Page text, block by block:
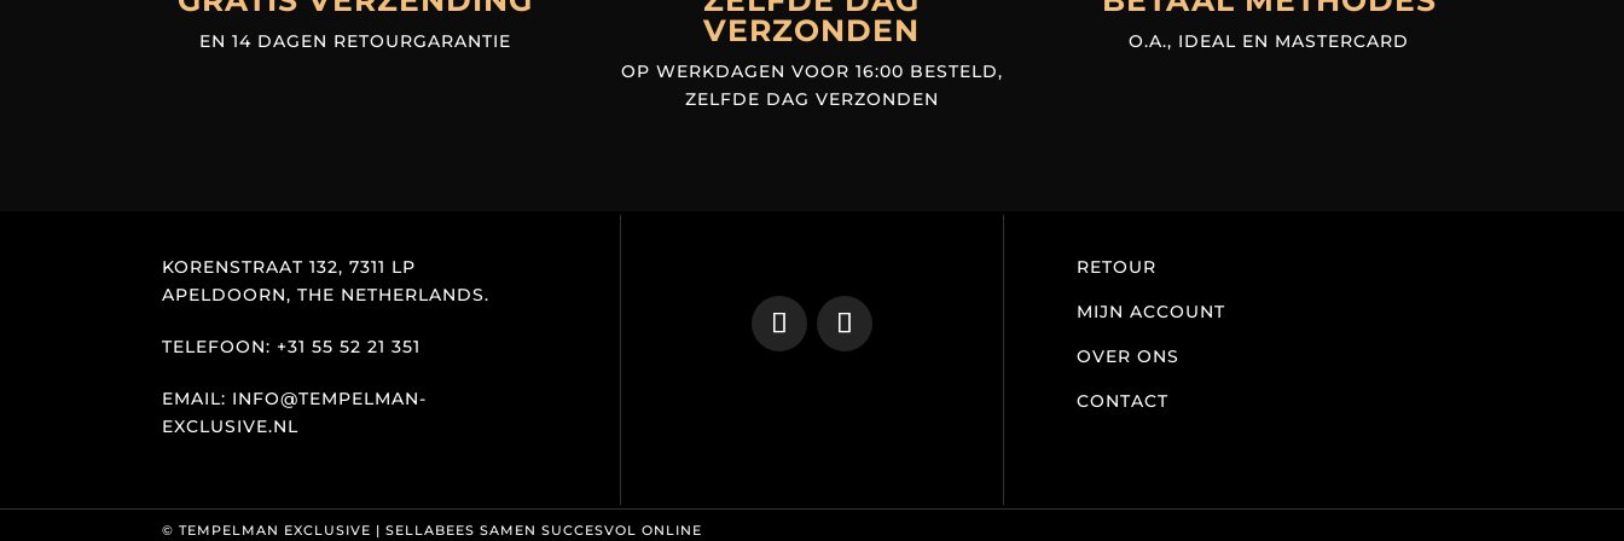
EN 14 DAGEN RETOURGARANTIE
VERZONDEN
OP WERKDAGEN VOOR 16:00 BESTELD,
ZELFDE DAG VERZONDEN
O.A., IDEAL EN MASTERCARD
KORENSTRAAT 132, 7311 LP
APELDOORN, THE NETHERLANDS.
TELEFOON: +31 55 52 21 351
EMAIL: INFO@TEMPELMAN-
EXCLUSIVE.NL
RETOUR
MIJN ACCOUNT
OVER ONS
CONTACT
© TEMPELMAN EXCLUSIVE |SELLABEES SAMEN SUCCESVOL ONLINE